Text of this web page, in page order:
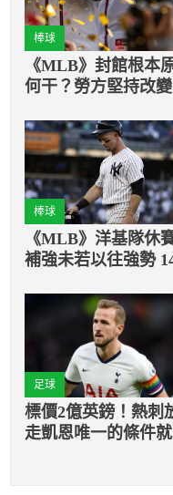
棒球
《MLB》封館根本
何干？勞方堅持改
棒球
《MLB》洋基隊休
補強未若以往強勢
足球
標價2億英鎊！熱刺
走凱恩唯一的條件